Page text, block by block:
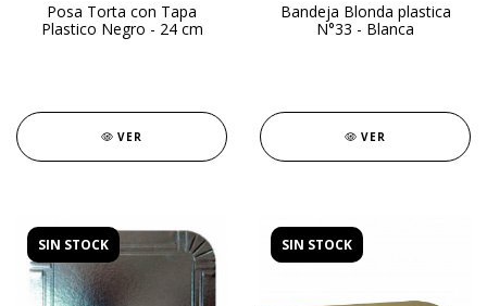
Posa Torta con Tapa
Plastico Negro - 24 cm
VER
Bandeja Blonda plastica
N°33 - Blanca
VER
SIN STOCK SIN STOCK